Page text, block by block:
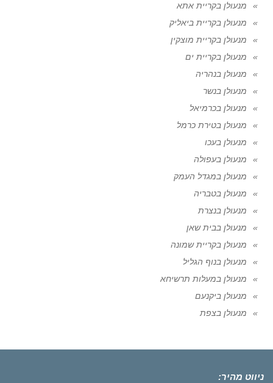
מנעולן בקריית אתא
מנעולן בקריית ביאליק
מנעולן בקריית מוצקין
מנעולן בקריית ים
מנעולן בנהריה
מנעולן בנשר
מנעולן בכרמיאל
מנעולן בטירת כרמל
מנעולן בעכו
מנעולן בעפולה
מנעולן במגדל העמק
מנעולן בטבריה
מנעולן בנצרת
מנעולן בבית שאן
מנעולן בקריית שמונה
מנעולן בנוף הגליל
מנעולן במעלות תרשיחא
מנעולן ביקנעם
מנעולן בצפת
ניווט מהיר: